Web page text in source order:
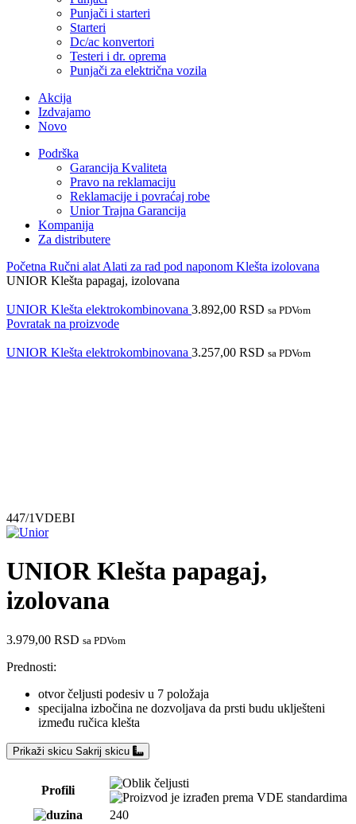
Punjači i starteri
Starteri
Dc/ac konvertori
Testeri i dr. oprema
Punjači za električna vozila
Akcija
Izdvajamo
Novo
Podrška
Garancija Kvaliteta
Pravo na reklamaciju
Reklamacije i povraćaj robe
Unior Trajna Garancija
Kompanija
Za distributere
Početna Ručni alat Alati za rad pod naponom Klešta izolovana
UNIOR Klešta papagaj, izolovana
UNIOR Klešta elektrokombinovana 3.892,00 RSD sa PDVom
Povratak na proizvode
UNIOR Klešta elektrokombinovana 3.257,00 RSD sa PDVom
447/1VDEBI
UNIOR Klešta papagaj,
izolovana
3.979,00 RSD sa PDVom
Prednosti:
otvor čeljusti podesiv u 7 položaja
specijalna izbočina ne dozvoljava da prsti budu uklješteni
između ručica klešta
Prikaži skicu Sakrij skicu
Profili
240